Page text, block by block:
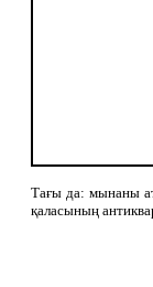
Тағы да: мынаны
қаласының